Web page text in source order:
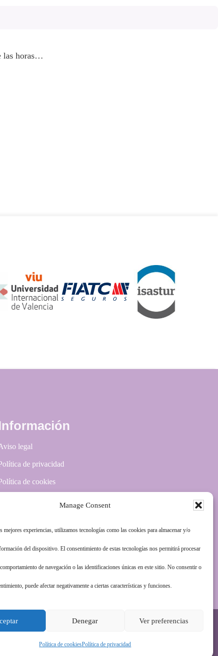
Manage Consent
mejores experiencias, utilizamos tecnologías como las cookies para almacenar y/o
del dispositivo. El consentimiento de estas tecnologías nos permitirá procesar
de navegación o las identificaciones únicas en este sitio. No consentir o
puede afectar negativamente a ciertas características y funciones.
Denegar Ver preferencias
Política de cookiesPolítica de privacidad
las horas…
Información
legal
de privacidad
de cookies